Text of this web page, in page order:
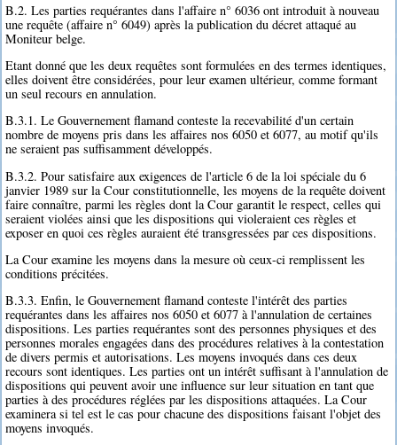
B.2. Les parties requérantes dans l'affaire n° 6036 ont introduit à nouveau
une requête (affaire n° 6049) après la publication du décret attaqué au
Moniteur belge.
Etant donné que les deux requêtes sont formulées en des termes identiques,
elles doivent être considérées, pour leur examen ultérieur, comme formant
un seul recours en annulation.
B.3.1. Le Gouvernement flamand conteste la recevabilité d'un certain
nombre de moyens pris dans les affaires nos 6050 et 6077, au motif qu'ils
ne seraient pas suffisamment développés.
B.3.2. Pour satisfaire aux exigences de l'article 6 de la loi spéciale du 6
janvier 1989 sur la Cour constitutionnelle, les moyens de la requête doivent
faire connaître, parmi les règles dont la Cour garantit le respect, celles qui
seraient violées ainsi que les dispositions qui violeraient ces règles et
exposer en quoi ces règles auraient été transgressées par ces dispositions.
La Cour examine les moyens dans la mesure où ceux-ci remplissent les
conditions précitées.
B.3.3. Enfin, le Gouvernement flamand conteste l'intérêt des parties
requérantes dans les affaires nos 6050 et 6077 à l'annulation de certaines
dispositions. Les parties requérantes sont des personnes physiques et des
personnes morales engagées dans des procédures relatives à la contestation
de divers permis et autorisations. Les moyens invoqués dans ces deux
recours sont identiques. Les parties ont un intérêt suffisant à l'annulation de
dispositions qui peuvent avoir une influence sur leur situation en tant que
parties à des procédures réglées par les dispositions attaquées. La Cour
examinera si tel est le cas pour chacune des dispositions faisant l'objet des
moyens invoqués.